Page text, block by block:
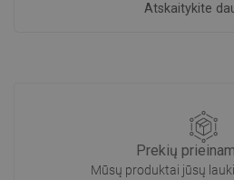
Atskaitykite
Prekių
Mūsų produktai jūsų